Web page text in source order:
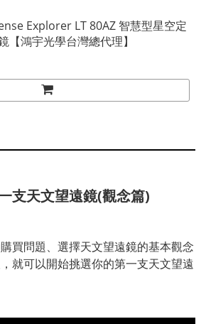
Explorer LT 80AZ 智慧型星空定
【鴻宇光學台灣總代理】
支天文望遠鏡(觀念篇)
買問題、選擇天文望遠鏡的基本觀念
就可以開始挑選你的第一支天文望遠